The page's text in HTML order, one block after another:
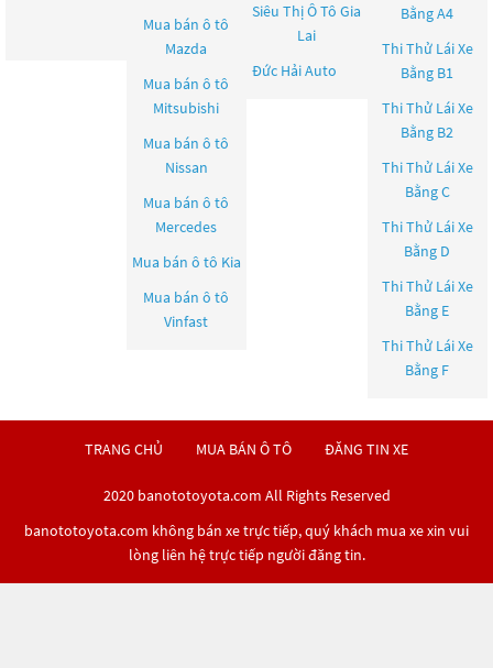
Mua bán ô tô
Mazda
Mua bán ô tô
Mitsubishi
Mua bán ô tô
Nissan
Mua bán ô tô
Mercedes
Mua bán ô tô Kia
Mua bán ô tô
Vinfast
Siêu Thị Ô Tô Gia
Lai
Đức Hải Auto
Bằng A4
Thi Thử Lái Xe
Bằng B1
Thi Thử Lái Xe
Bằng B2
Thi Thử Lái Xe
Bằng C
Thi Thử Lái Xe
Bằng D
Thi Thử Lái Xe
Bằng E
Thi Thử Lái Xe
Bằng F
TRANG CHỦ MUA BÁN Ô TÔ ĐĂNG TIN XE
2020 banototoyota.com All Rights Reserved
banototoyota.com không bán xe trực tiếp, quý khách mua xe xin vui
lòng liên hệ trực tiếp người đăng tin.